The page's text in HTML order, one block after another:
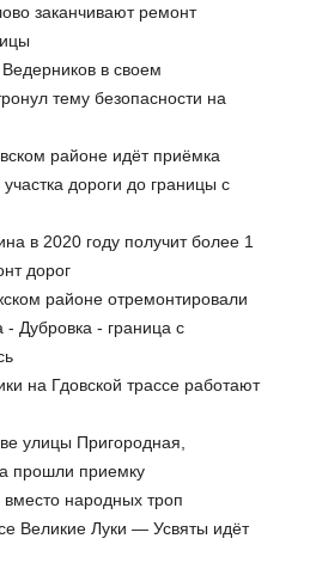
заканчивают ремонт
в своем
тему безопасности на
районе идёт приёмка
дороги до границы с
в 2020 году получит более 1
дорог
районе отремонтировали
Дубровка - граница с
на Гдовской трассе работают
улицы Пригородная,
прошли приемку
народных троп
Великие Луки — Усвяты идёт